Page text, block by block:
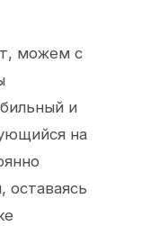
можем с
и
на